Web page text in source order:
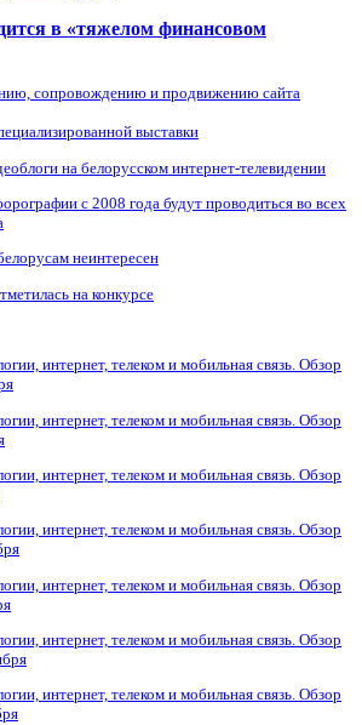
в «тяжелом финансовом
сопровождению и продвижению сайта
выставки
на белорусском интернет-телевидении
с 2008 года будут проводиться во всех
неинтересен
на конкурсе
интернет, телеком и мобильная связь. Обзор
интернет, телеком и мобильная связь. Обзор
интернет, телеком и мобильная связь. Обзор
интернет, телеком и мобильная связь. Обзор
интернет, телеком и мобильная связь. Обзор
интернет, телеком и мобильная связь. Обзор
интернет, телеком и мобильная связь. Обзор